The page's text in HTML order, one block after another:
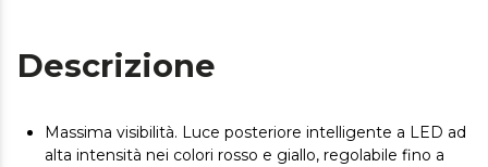
Descrizione
Massima visibilità. Luce posteriore intelligente a LED ad
alta intensità nei colori rosso e giallo, regolabile fino a